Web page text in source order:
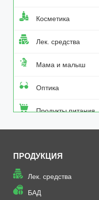
Косметика
Лек. средства
Мама и малыш
Оптика
Продукты питания
Товары неаптечного
гигиены
ПРОДУКЦИЯ
Лек. средства
БАД